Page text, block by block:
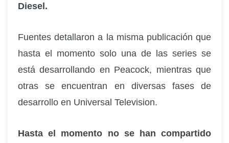
Diesel.
Fuentes detallaron a la misma publicación que
hasta el momento solo una de las series se
está desarrollando en Peacock, mientras que
otras se encuentran en diversas fases de
desarrollo en Universal Television.
Hasta el momento no se han compartido